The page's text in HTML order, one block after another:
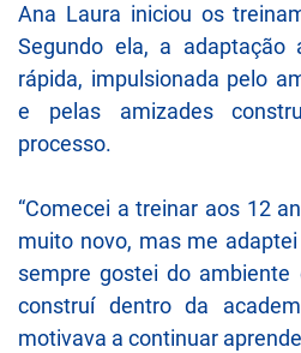
Ana Laura iniciou os
Segundo ela, a adaptação
rápida, impulsionada pelo
e pelas amizades
processo.
“Comecei a treinar aos 12
muito novo, mas me
sempre gostei do ambiente
construí dentro da
motivava a continuar